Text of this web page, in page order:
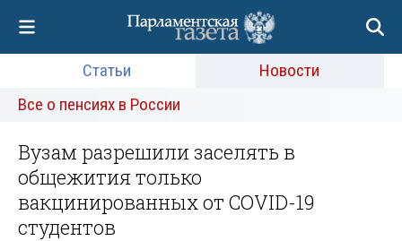
Статьи
Новости
Все о пенсиях в России
Вузам разрешили заселять в
общежития только
вакцинированных от COVID-19
студентов